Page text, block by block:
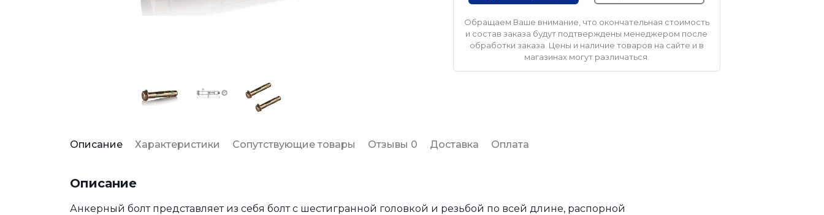
Обращаем Ваше внимание, что окончательная стоимость
и состав заказа будут подтверждены менеджером после
обработки заказа. Цены и наличие товаров на сайте и в
магазинах могут различаться.
Описание Характеристики Сопутствующие товары Отзывы 0 Доставка Оплата
Описание
Анкерный болт представляет из себя болт с шестигранной головкой и резьбой по всей длине, распорной